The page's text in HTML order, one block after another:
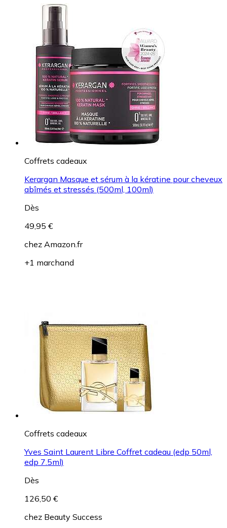
Coffrets cadeaux
Kerargan Masque et sérum à la kératine pour cheveux
abîmés et stressés (500ml, 100ml)
Dès
49,95 €
chez Amazon.fr
+1 marchand
Coffrets cadeaux
Yves Saint Laurent Libre Coffret cadeau (edp 50ml,
edp 7.5ml)
Dès
126,50 €
chez Beauty Success